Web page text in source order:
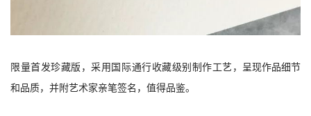
限量首发珍藏版，采用国际通行收藏级别制作工艺 ，呈现作品细节
和品质，并附艺术家亲笔签名，值得品鉴。